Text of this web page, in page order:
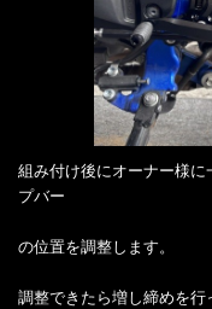
組み付け後にオーナー様
プバー
の位置を調整します。
調整できたら増し締めを